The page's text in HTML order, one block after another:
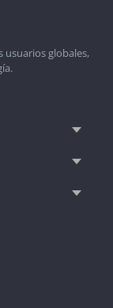
usuarios globales,